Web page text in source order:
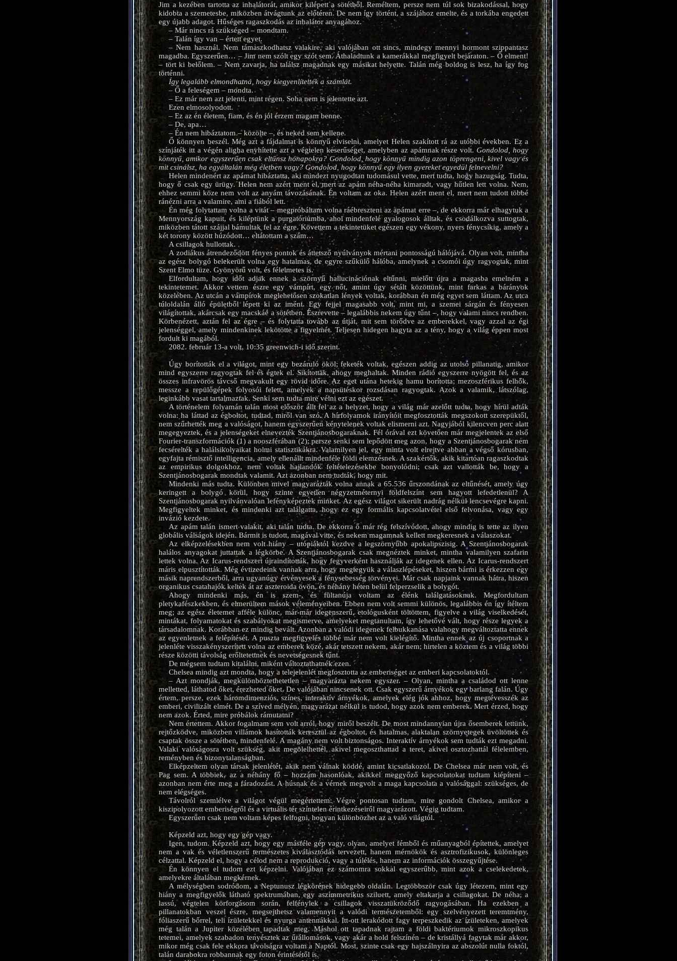
Jim a kezében tartotta az inhalátorát, amikor kilépett a sötétből. Reméltem, persze nem túl sok bizakodással, hogy
kidobta a szemetesbe, miközben átvágtunk az előtéren. De nem így történt, a szájához emelte, és a torkába engedett
egy újabb adagot. Hűséges ragaszkodás az inhalátor anyagához.
– Már nincs rá szükséged – mondtam.
– Talán így van – értett egyet.
– Nem használ. Nem támaszkodhatsz valakire, aki valójában ott sincs, mindegy mennyi hormont szippantasz
magadba. Egyszerűen… – Jim nem szólt egy szót sem. Áthaladtunk a kamerákkal megfigyelt bejáraton. – Ő elment!
– tört ki belőlem. – Nem zavarja, ha találsz magadnak egy másikat helyette. Talán még boldog is lesz, ha így fog
történni.
Így legalább elmondhatná, hogy kiegyenlítették a számlát.
– Ő a feleségem – mondta.
– Ez már nem azt jelenti, mint régen. Soha nem is jelentette azt.
Ezen elmosolyodott.
– Ez az én életem, fiam, és én jól érzem magam benne.
– De, apa…
– Én nem hibáztatom – közölte –, és neked sem kellene.
Ő könnyen beszél. Még azt a fájdalmat is könnyű elviselni, amelyet Helen szakított rá az utóbbi években. Ez a
színjáték itt a végén aligha enyhítette azt a végtelen keserűséget, amelyben az apámnak része volt.Gondolod, hogy
könnyű, amikor egyszerűen csak eltűnsz hónapokra? Gondolod, hogy könnyű mindig azon töprengeni, kivel vagy és
mit csinálsz, ha egyáltalán még életben vagy? Gondolod, hogy könnyű egy ilyen gyereket egyedül felnevelni?
Helen mindenért az apámat hibáztatta, aki mindezt nyugodtan tudomásul vette, mert tudta, hogy hazugság. Tudta,
hogy ő csak egy ürügy. Helen nem azért ment el, mert az apám néha-néha kimaradt, vagy hűtlen lett volna. Nem,
ehhez semmi köze nem volt az anyám távozásának. Én voltam az oka. Helen azért ment el, mert nem tudott többé
ránézni arra a valamire, ami a fiából lett.
Én még folytattam volna a vitát – megpróbáltam volna ráébreszteni az apámat erre –, de ekkorra már elhagytuk a
Mennyország kapuit, és kiléptünk a purgatóriumba, ahol mindenfelé gyalogosok álltak, és csodálkozva suttogtak,
miközben tátott szájjal bámultak fel az égre. Követtem a tekintetüket egészen egy vékony, nyers fénycsíkig, amely a
két torony között húzódott… eltátottam a szám…
A csillagok hullottak.
A zodiákus átrendeződött fényes pontok és áttetsző nyúlványok mértani pontosságú hálójává. Olyan volt, mintha
az egész bolygó belekerült volna egy hatalmas, de egyre szűkülő hálóba, amelynek a csomói úgy ragyogtak, mint
Szent Elmo tüze. Gyönyörű volt, és félelmetes is.
Elfordultam, hogy időt adjak ennek a szörnyű hallucinációnak eltűnni, mielőtt újra a magasba emelném a
tekintetemet. Akkor vettem észre egy vámpírt, egy nőt, amint úgy sétált közöttünk, mint farkas a bárányok
közelében. Az utcán a vámpírok meglehetősen szokatlan lények voltak, korábban én még egyet sem láttam. Az utca
túloldalán álló épületből lépett ki az imént. Egy fejjel magasabb volt, mint mi, a szemei sárgán és fényesen
világítottak, akárcsak egy macskáé a sötétben. Észrevette – legalábbis nekem úgy tűnt –, hogy valami nincs rendben.
Körbenézett, aztán fel az égre – és folytatta tovább az útját, mit sem törődve az emberekkel, vagy azzal az égi
jelenséggel, amely mindenkinek lekötötte a figyelmét. Teljesen hidegen hagyta az a tény, hogy a világ éppen most
fordult ki magából.
2082. február 13-a volt, 10:35 greenwich-i idő szerint.
Úgy borították el a világot, mint egy bezáruló ököl; feketék voltak, egészen addig az utolsó pillanatig, amikor
mind egyszerre ragyogtak fel és égtek el. Sikítottak, ahogy meghaltak. Minden rádió egyszerre nyögött fel, és az
összes infravörös távcső megvakult egy rövid időre. Az eget utána hetekig hamu borította; mezoszférikus felhők,
messze a repülőgépek folyosói felett, amelyek a napsütéskor rozsdásan ragyogtak. Azok a valamik, látszólag,
leginkább vasat tartalmaztak. Senki sem tudta mire vélni ezt az egészet.
A történelem folyamán talán most először állt fel az a helyzet, hogy a világ már azelőtt tudta, hogy hírül adták
volna: ha láttad az égboltot, tudtad, miről van szó. A hírfolyamok irányítóit megfosztották megszokott szerepüktől,
nem szűrhették meg a valóságot, hanem egyszerűen kénytelenek voltak elismerni azt. Nagyjából kilencven perc alatt
megegyeztek, és a jelenségeket elnevezték Szentjánosbogaraknak. Fél órával ezt követően már megjelentek az első
Fourier-transzformációk (1) a nooszférában (2); persze senki sem lepődött meg azon, hogy a Szentjánosbogarak nem
fecsérelték a halálsikolyaikat holmi statisztikákra. Valamilyen jel, egy minta volt elrejtve abban a végső kórusban,
egyfajta rémisztő intelligencia, amely ellenállt mindenféle földi elemzésnek. A szakértők, akik kitartóan ragaszkodtak
az empirikus dolgokhoz, nem voltak hajlandók feltételezésekbe bonyolódni; csak azt vallották be, hogy a
Szentjánosbogarak mondtak valamit. Azt azonban nem tudták, hogy mit.
Mindenki más tudta. Különben mivel magyarázták volna annak a 65.536 űrszondának az eltűnését, amely úgy
keringett a bolygó körül, hogy szinte egyetlen négyzetméternyi földfelszínt sem hagyott lefedetlenül? A
Szentjánosbogarak nyilvánvalóan lefényképeztek minket. Az egész világot sikerült nadrág nélkül lencsevégre kapni.
Megfigyeltek minket, és mindenki azt találgatta, hogy ez egy formális kapcsolatvétel első felvonása, vagy egy
invázió kezdete.
Az apám talán ismert valakit, aki talán tudta. De ekkorra ő már rég felszívódott, ahogy mindig is tette az ilyen
globális válságok idején. Bármit is tudott, magával vitte, és nekem magamnak kellett megkeresnek a válaszokat.
Az elképzelésekben nem volt hiány – utópiáktól kezdve a legszörnyűbb apokalipszisig. A Szentjánosbogarak
halálos anyagokat juttattak a légkörbe. A Szentjánosbogarak csak megnéztek minket, mintha valamilyen szafarin
lettek volna. Az Icarus-rendszert újraindították, hogy fegyverként használják az idegenek ellen. Az Icarus-rendszert
máris elpusztították. Még évtizedeink vannak arra, hogy megtegyük a válaszlépéseket, hiszen bármi is érkezzen egy
másik naprendszerből, arra ugyanúgy érvényesek a fénysebesség törvényei. Már csak napjaink vannak hátra, hiszen
organikus csatahajók keltek át az aszteroida övön, és néhány héten belül felperzselik a bolygót.
Ahogy mindenki más, én is szem-, és fültanúja voltam az élénk találgatásoknak. Megfordultam
pletykafészkekben, és elmerültem mások véleményeiben. Ebben nem volt semmi különös, legalábbis én így ítéltem
meg; az egész életemet afféle különc, már-már idegenszerű, etológusként töltöttem, figyelve a világ viselkedését,
mintákat, folyamatokat és szabályokat megismerve, amelyeket megtanultam, így lehetővé vált, hogy része legyek a
társadalomnak. Korábban ez mindig bevált. Azonban a valódi idegenek felbukkanása valahogy megváltoztatta ennek
az egyenletnek a felépítését. A puszta megfigyelés többé már nem volt kielégítő. Mintha ennek az új csoportnak a
jelenléte visszakényszerített volna az emberek közé, akár tetszett nekem, akár nem; hirtelen a köztem és a világ többi
része közötti távolság erőltetettnek és nevetségesnek tűnt.
De mégsem tudtam kitalálni, miként változtathatnék ezen.
Chelsea mindig azt mondta, hogy a telejelenlét megfosztotta az emberiséget az emberi kapcsolatoktól.
– Azt mondják, megkülönböztethetetlen – magyarázta nekem egyszer. – Olyan, mintha a családod ott lenne
melletted, láthatod őket, érezheted őket. De valójában nincsenek ott. Csak egyszerű árnyékok egy barlang falán. Úgy
értem, persze, ezek háromdimenziós, színes, interaktív árnyékok, amelyek elég jók ahhoz, hogy megtévesszék az
emberi, civilizált elmét. De a szíved mélyén, magyarázat nélkül is tudod, hogy azok nem emberek. Mert érzed, hogy
nem azok. Érted, mire próbálok rámutatni?
Nem értettem. Akkor fogalmam sem volt arról, hogy miről beszélt. De most mindannyian újra ősemberek lettünk,
rejtőzködve, miközben villámok hasították keresztül az égboltot, és hatalmas, alaktalan szörnyetegek üvöltöttek és
csaptak össze a sötétben, mindenfelé. A magány nem volt biztonságos. Interaktív árnyékok sem tudták ezt megadni.
Valaki valóságosra volt szükség, akit megölelhettél, akivel megoszthattad a teret, akivel osztozhattál félelemben,
reményben és bizonytalanságban.
Elképzeltem olyan társak jelenlétét, akik nem válnak köddé, amint kicsatlakozol. De Chelsea már nem volt, és
Pag sem. A többiek, az a néhány fő – hozzám hasonlóak, akikkel meggyőző kapcsolatokat tudtam kiépíteni –
azonban nem érte meg a fáradozást. A húsnak és a vérnek megvolt a maga kapcsolata a valósággal: szükséges, de
nem elégséges.
Távolról szemlélve a világot végül megértettem: Végre pontosan tudtam, mire gondolt Chelsea, amikor a
kiszipolyozott emberiségről és a virtuális tér színtelen érintkezéseiről magyarázott. Végig tudtam.
Egyszerűen csak nem voltam képes felfogni, hogyan különbözhet az a való világtól.
Képzeld azt, hogy egy gép vagy.
Igen, tudom. Képzeld azt, hogy egy másféle gép vagy, olyan, amelyet fémből és műanyagból építettek, amelyet
nem a vak és véletlenszerű természetes kiválasztódás tervezett, hanem mérnökök és asztrofizikusok, különleges
célzattal. Képzeld el, hogy a célod nem a reprodukció, vagy a túlélés, hanem az információk összegyűjtése.
Én könnyen el tudom ezt képzelni. Valójában ez számomra sokkal egyszerűbb, mint azok a cselekedetek,
amelyekre általában megkérnek.
A mélységben sodródom, a Neptunusz légkörének hidegebb oldalán. Legtöbbször csak úgy létezem, mint egy
hiány a megfigyelők látható spektrumában, egy aszimmetrikus sziluett, amely eltakarja a csillagokat. De néha, a
lassú, végtelen körforgásom során, felfénylek a csillagok visszatükröződő ragyogásában. Ha ezekben a
pillanatokban veszel észre, megsejthetsz valamennyit a valódi természetemből: egy szelvényezett teremtmény,
fóliaszerű bőrrel, teli ízületekkel és nyurga antennákkal. Itt-ott lerakódott fagy terpeszkedik az ízületeken, amelyek
még talán a Jupiter közelében tapadtak meg. Máshol ott tapadnak rajtam a földi baktériumok mikroszkopikus
tetemei, amelyek szabadon tenyésztek az űrállomások, vagy akár a hold felszínén – de kristállyá fagytak már akkor,
mikor még csak fele ekkora távolságra voltam a Naptól. Most, szinte csak egy hajszálnyira az abszolút nulla foktól,
talán darabokra robbannak egy foton érintésétől is.